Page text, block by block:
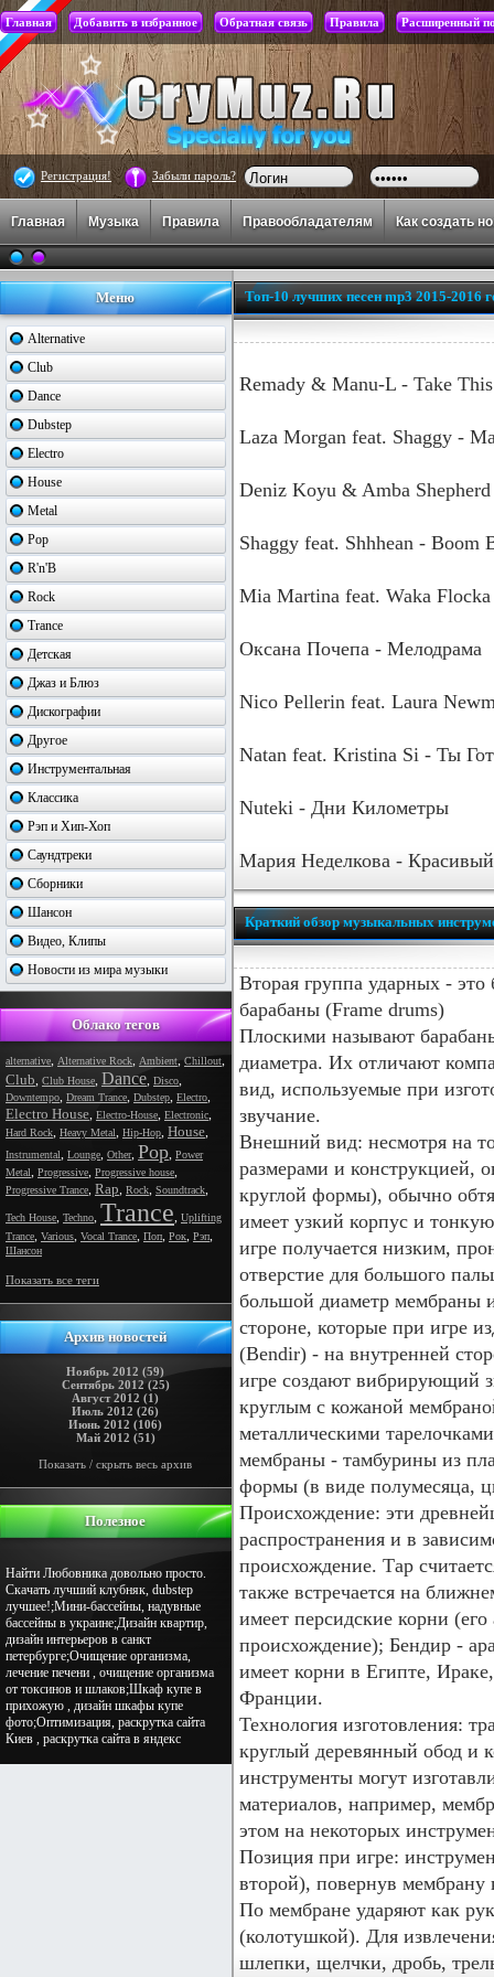
Главная Добавить в избранное Обратная связь Правила Расширенный
Регистрация! Забыли пароль?
Главная Музыка Правила Правообладателям Как создать
Меню
Alternative
Club
Dance
Dubstep
Electro
House
Metal
Pop
R'n'B
Rock
Trance
Детская
Джаз и Блюз
Дискографии
Другое
Инструментальная
Классика
Рэп и Хип-Хоп
Саундтреки
Сборники
Шансон
Видео, Клипы
Новости из мира музыки
Облако тегов
alternative, Alternative Rock, Ambient, Chillout,
Club, Club House, Dance, Disco,
Downtempo, Dream Trance, Dubstep, Electro,
Electro House, Electro-House, Electronic,
Hard Rock, Heavy Metal, Hip-Hop, House,
Instrumental, Lounge, Other, Pop, Power
Metal, Progressive, Progressive house,
Progressive Trance, Rap, Rock, Soundtrack,
Tech House, Techno, Trance, Uplifting
Trance, Various, Vocal Trance, Поп, Рок, Рэп,
Шансон
Показать все теги
Архив новостей
Ноябрь 2012 (59)
Сентябрь 2012 (25)
Август 2012 (1)
Июль 2012 (26)
Июнь 2012 (106)
Май 2012 (51)
Показать / скрыть весь архив
Полезное
Найти Любовника довольно просто.
Скачать лучший клубняк, dubstep
лучшее!;Мини-бассейны, надувные
бассейны в украине;Дизайн квартир,
дизайн интерьеров в санкт
петербурге;Очищение организма,
лечение печени , очищение организма
от токсинов и шлаков;Шкаф купе в
прихожую , дизайн шкафы купе
фото;Оптимизация, раскрутка сайта
Киев , раскрутка сайта в яндекс
Топ-10 лучших песен mp3 2015-2016
Remady & Manu-L - Take
Laza Morgan feat. Shaggy -
Deniz Koyu & Amba
Shaggy feat. Shhhean - Boom
Mia Martina feat. Waka
Оксана Почепа - Мелодрама
Nico Pellerin feat. Laura
Natan feat. Kristina Si - Ты
Nuteki - Дни Километры
Мария Неделкова -
Краткий обзор музыкальных
Вторая группа ударных -
барабаны (Frame drums)
Плоскими называют
диаметра. Их отличают
вид, используемые при
звучание.
Внешний вид: несмотря на
размерами и конструкцией,
круглой формы), обычно
имеет узкий корпус и
игре получается низким,
отверстие для большого
большой диаметр мембраны
стороне, которые при игре
(Bendir) - на внутренней
игре создают вибрирующий
круглым с кожаной
металлическими
мембраны - тамбурины из
формы (в виде полумесяца,
Происхождение: эти
распространения и в
происхождение. Тар
также встречается на
имеет персидские корни
происхождение); Бендир -
имеет корни в Египте,
Франции.
Технология изготовления:
круглый деревянный обод и
инструменты могут
материалов, например,
этом на некоторых
Позиция при игре:
второй), повернув мембрану
По мембране ударяют как
(колотушкой). Для
шлепки, щелчки, дробь,